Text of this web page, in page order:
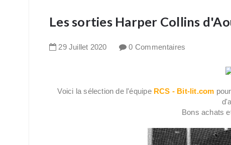
Les sorties Harper Collins
29 Juillet 2020 0 Commentaires
Voici la sélection de l'équipe RCS - Bit-lit.com
Bons achats